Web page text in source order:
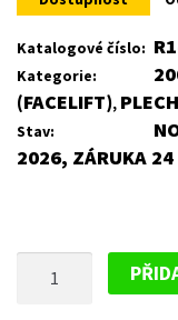
Katalogové číslo:
Kategorie:
(FACELIFT),
Stav:
2026, ZÁRUKA 24